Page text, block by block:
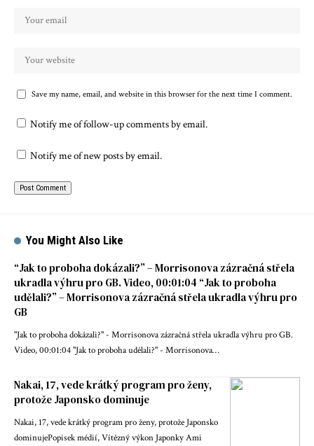
Save my name, email, and website in this browser for the next time I comment.
Notify me of follow-up comments by email.
Notify me of new posts by email.
You Might Also Like
“Jak to proboha dokázali?” – Morrisonova zázračná střela
ukradla výhru pro GB. Video, 00:01:04 “Jak to proboha
udělali?” – Morrisonova zázračná střela ukradla výhru pro
GB
"Jak to proboha dokázali?" - Morrisonova zázračná střela ukradla výhru pro GB.
Video, 00:01:04 "Jak to proboha udělali?" - Morrisonova…
Nakai, 17, vede krátký program pro ženy,
protože Japonsko dominuje
Nakai, 17, vede krátký program pro ženy, protože Japonsko
dominujePopisek médií, Vítězný výkon Japonky Ami